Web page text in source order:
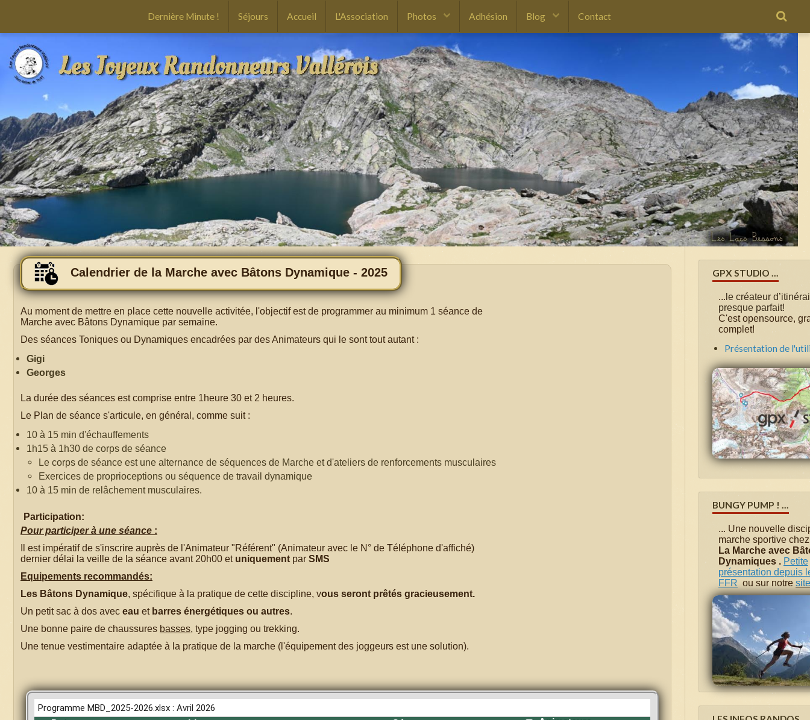
Dernière Minute ! Séjours Accueil L'Association Photos Adhésion Blog Contact
Calendrier de la Marche avec Bâtons Dynamique - 2025
Au moment de mettre en place cette nouvelle activitée, l'objectif est de programmer au minimum 1 séance de
Marche avec Bâtons Dynamique par semaine.
Des séances Toniques ou Dynamiques encadrées par des Animateurs qui le sont tout autant :
Gigi
Georges
La durée des séances est comprise entre 1heure 30 et 2 heures.
Le Plan de séance s'articule, en général, comme suit :
10 à 15 min d'échauffements
1h15 à 1h30 de corps de séance
Le corps de séance est une alternance de séquences de Marche et d'ateliers de renforcements musculaires
Exercices de proprioceptions ou séquence de travail dynamique
10 à 15 min de relâchement musculaires.
Participation:
Pour participer à une séance :
Il est impératif de s'inscrire auprès de l'Animateur "Référent" (Animateur avec le N° de Téléphone d'affiché)
dernier délai la veille de la séance avant 20h00 et uniquement par SMS
Equipements recommandés:
Les Bâtons Dynamique, spécifique à la pratique de cette discipline, vous seront prêtés gracieusement.
Un petit sac à dos avec eau et barres énergétiques ou autres.
Une bonne paire de chaussures basses, type jogging ou trekking.
Une tenue vestimentaire adaptée à la pratique de la marche (l'équipement des joggeurs est une solution).
GPX STUDIO ...
... le créateur
presque parfait!
C'est opensource,
complet!
Présentation de
BUNGY PUMP ! ...
... Une nouvelle
marche sportive
La Marche avec
Dynamiques . Petite
présentation depuis
FFR ou sur notre